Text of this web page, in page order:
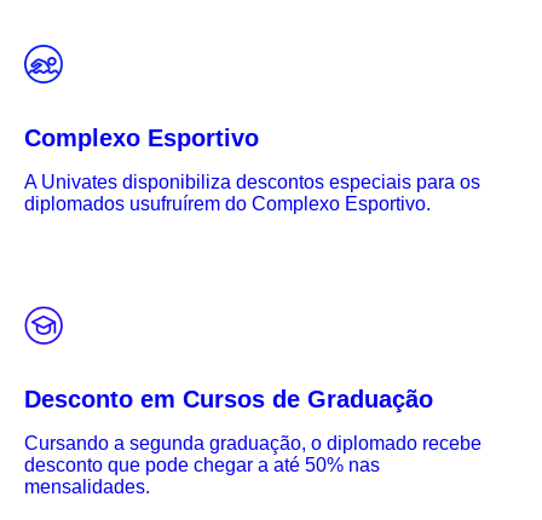
Complexo Esportivo
A Univates disponibiliza descontos especiais para os
diplomados usufruírem do Complexo Esportivo.
Desconto em Cursos de Graduação
Cursando a segunda graduação, o diplomado recebe
desconto que pode chegar a até 50% nas
mensalidades.